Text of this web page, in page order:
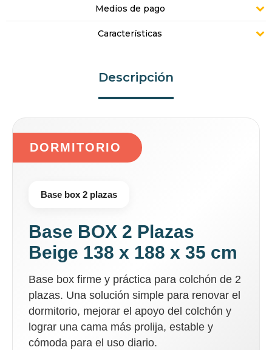
Medios de pago
Características
Descripción
DORMITORIO
Base box 2 plazas
Base BOX 2 Plazas
Beige 138 x 188 x 35 cm
Base box firme y práctica para colchón de 2
plazas. Una solución simple para renovar el
dormitorio, mejorar el apoyo del colchón y
lograr una cama más prolija, estable y
cómoda para el uso diario.